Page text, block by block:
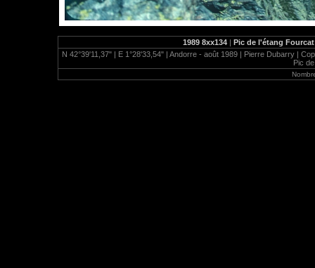
1989 8xx134| Pic de l'étang Fourcat
N 42°39'11,37" | E 1°28'33,54" | Andorre - août 1989 | Pierre Dubarry |
Pic